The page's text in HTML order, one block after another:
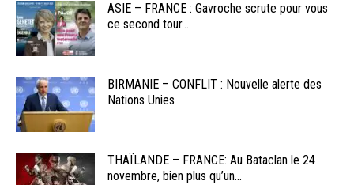
ASIE – FRANCE : Gavroche scrute pour vous
ce second tour...
BIRMANIE – CONFLIT : Nouvelle alerte des
Nations Unies
THAÏLANDE – FRANCE: Au Bataclan le 24
novembre, bien plus qu’un...